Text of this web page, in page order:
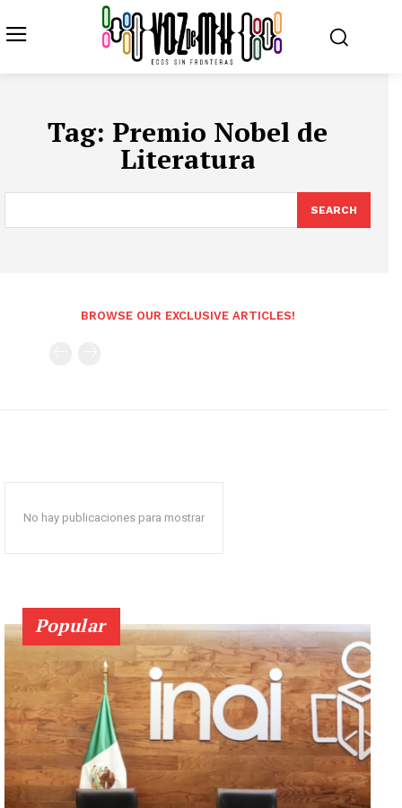
Tag: Premio Nobel de
Literatura
SEARCH
BROWSE OUR EXCLUSIVE ARTICLES!
No hay publicaciones para mostrar
Popular